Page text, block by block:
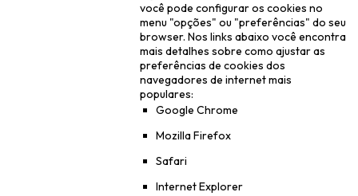
você pode configurar os cookies no
menu "opções" ou "preferências" do seu
browser. Nos links abaixo você encontra
mais detalhes sobre como ajustar as
preferências de cookies dos
navegadores de internet mais
populares:
Google Chrome
Mozilla Firefox
Safari
Internet Explorer